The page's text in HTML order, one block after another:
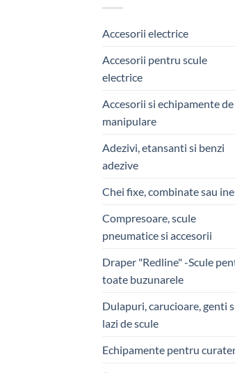
Accesorii electrice
Accesorii pentru scule
electrice
Accesorii si echipamente de
manipulare
Adezivi, etansanti si benzi
adezive
Chei fixe, combinate sau
Compresoare, scule
pneumatice si accesorii
Draper "Redline" -Scule
toate buzunarele
Dulapuri, carucioare, genti
lazi de scule
Echipamente pentru